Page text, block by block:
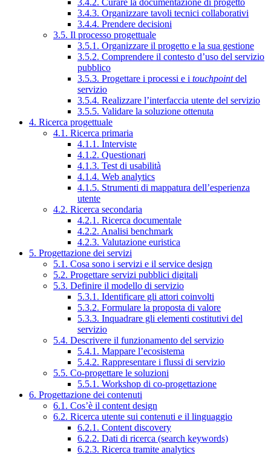
3.4.2. Curare la documentazione di progetto
3.4.3. Organizzare tavoli tecnici collaborativi
3.4.4. Prendere decisioni
3.5. Il processo progettuale
3.5.1. Organizzare il progetto e la sua gestione
3.5.2. Comprendere il contesto d’uso del servizio
pubblico
3.5.3. Progettare i processi e i touchpointdel
servizio
3.5.4. Realizzare l’interfaccia utente del servizio
3.5.5. Validare la soluzione ottenuta
4. Ricerca progettuale
4.1. Ricerca primaria
4.1.1. Interviste
4.1.2. Questionari
4.1.3. Test di usabilità
4.1.4. Web analytics
4.1.5. Strumenti di mappatura dell’esperienza
utente
4.2. Ricerca secondaria
4.2.1. Ricerca documentale
4.2.2. Analisi benchmark
4.2.3. Valutazione euristica
5. Progettazione dei servizi
5.1. Cosa sono i servizi e il service design
5.2. Progettare servizi pubblici digitali
5.3. Definire il modello di servizio
5.3.1. Identificare gli attori coinvolti
5.3.2. Formulare la proposta di valore
5.3.3. Inquadrare gli elementi costitutivi del
servizio
5.4. Descrivere il funzionamento del servizio
5.4.1. Mappare l’ecosistema
5.4.2. Rappresentare i flussi di servizio
5.5. Co-progettare le soluzioni
5.5.1. Workshop di co-progettazione
6. Progettazione dei contenuti
6.1. Cos’è il content design
6.2. Ricerca utente sui contenuti e il linguaggio
6.2.1. Content discovery
6.2.2. Dati di ricerca (search keywords)
6.2.3. Ricerca tramite analytics